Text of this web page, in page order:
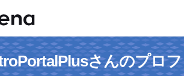
さんのプロ